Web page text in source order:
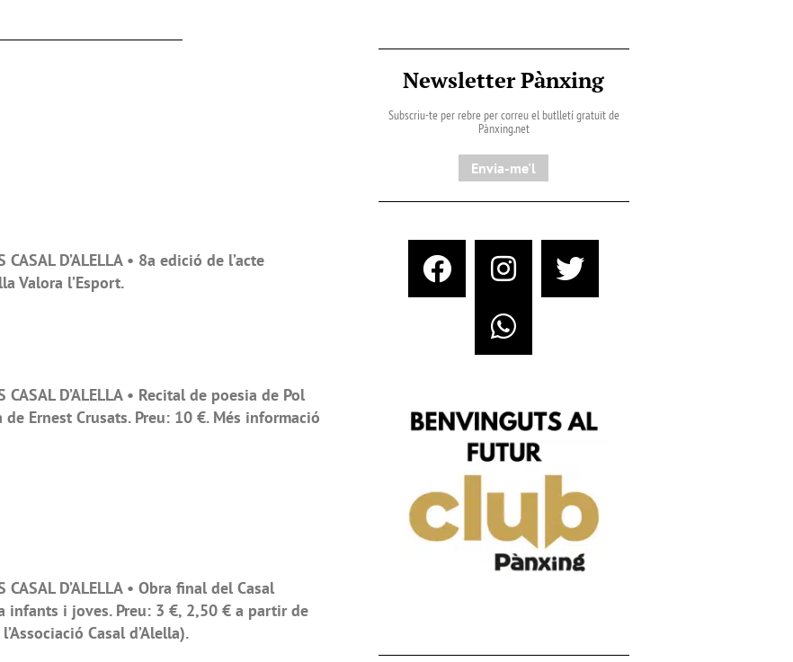
CASAL D’ALELLA • 8a edició de l’acte
Valora l’Esport.
CASAL D’ALELLA • Recital de poesia de Pol
Ernest Crusats. Preu: 10 €. Més informació
CASAL D’ALELLA • Obra final del Casal
a infants i joves. Preu: 3 €, 2,50 € a partir de
Casal d’Alella).
Newsletter Pànxing
Subscriu-te per rebre per correu el butlletí gratuït de
Pànxing.net​
Envia-me'l